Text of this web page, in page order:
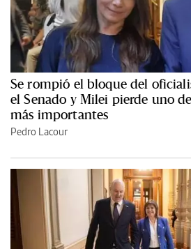
Se rompió el bloque del
el Senado y Milei pierde uno
más importantes
Pedro Lacour